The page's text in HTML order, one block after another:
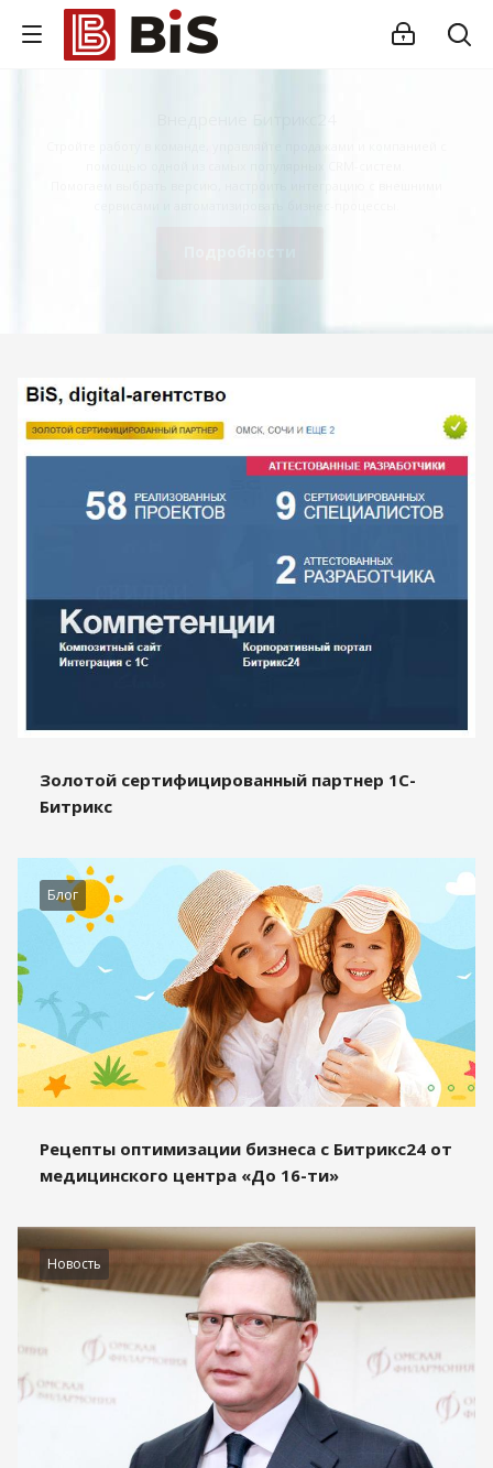
Золотой сертифицированный партнер 1С-
Битрикс
Блог
Рецепты оптимизации бизнеса с Битрикс24 от
медицинского центра «До 16-ти»
Новость